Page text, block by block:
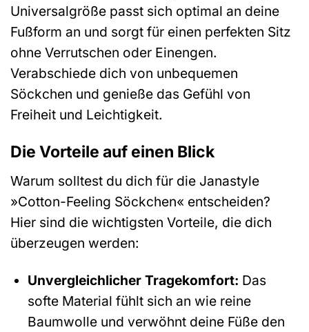
Universalgröße passt sich optimal an deine
Fußform an und sorgt für einen perfekten Sitz
ohne Verrutschen oder Einengen.
Verabschiede dich von unbequemen
Söckchen und genieße das Gefühl von
Freiheit und Leichtigkeit.
Die Vorteile auf einen Blick
Warum solltest du dich für die Janastyle
»Cotton-Feeling Söckchen« entscheiden?
Hier sind die wichtigsten Vorteile, die dich
überzeugen werden:
Unvergleichlicher Tragekomfort: Das
softe Material fühlt sich an wie reine
Baumwolle und verwöhnt deine Füße den